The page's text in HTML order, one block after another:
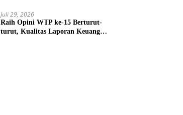
Juli 29, 2026
Raih Opini WTP ke-15 Berturut-
turut, Kualitas Laporan Keuangan